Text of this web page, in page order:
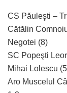
CS Păuleşti –
Cătălin
Negotei (8)
SC Popeşti
Mihai Lolescu
Aro Muscelul